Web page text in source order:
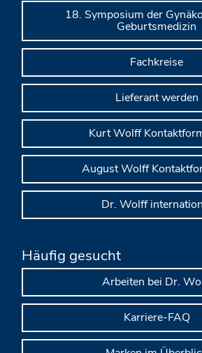
18. Symposium der
Geburtsmedizin
Fachkreise
Lieferant werden
Kurt Wolff
August Wolff
Dr. Wolff
Häufig gesucht
Arbeiten bei Dr.
Karriere-FAQ